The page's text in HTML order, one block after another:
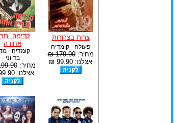
צרות בצרורות
פעולה - קומדיה
מחיר:179.90 ₪
אצלנו: 99.90 ₪
קדימה,
אחורה
קומדיה -
בדיוני
מחיר:₪
אצלנו: 99.90 ₪